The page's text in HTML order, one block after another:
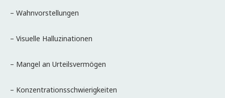
– Wahnvorstellungen
– Visuelle Halluzinationen
– Mangel an Urteilsvermögen
– Konzentrationsschwierigkeiten